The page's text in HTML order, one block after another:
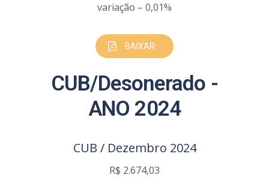
variação – 0,01%
BAIXAR
CUB/Desonerado -
ANO 2024
CUB / Dezembro 2024
R$ 2.674,03